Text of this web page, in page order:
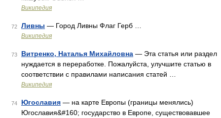
Википедия
72 Ливны — Город Ливны Флаг Герб …
Википедия
73 Витренко, Наталья Михайловна — Эта статья или раздел
нуждается в переработке. Пожалуйста, улучшите статью в
соответствии с правилами написания статей …
Википедия
74 Югославия — на карте Европы (границы менялись)
Югославия&#160; государство в Европе, существовавшее